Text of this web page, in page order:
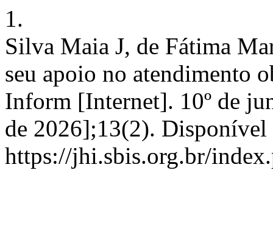
1.
Silva Maia J, de Fátima
seu apoio no atendimento
Inform [Internet]. 10º de
de 2026];13(2). Disponível
https://jhi.sbis.org.br/